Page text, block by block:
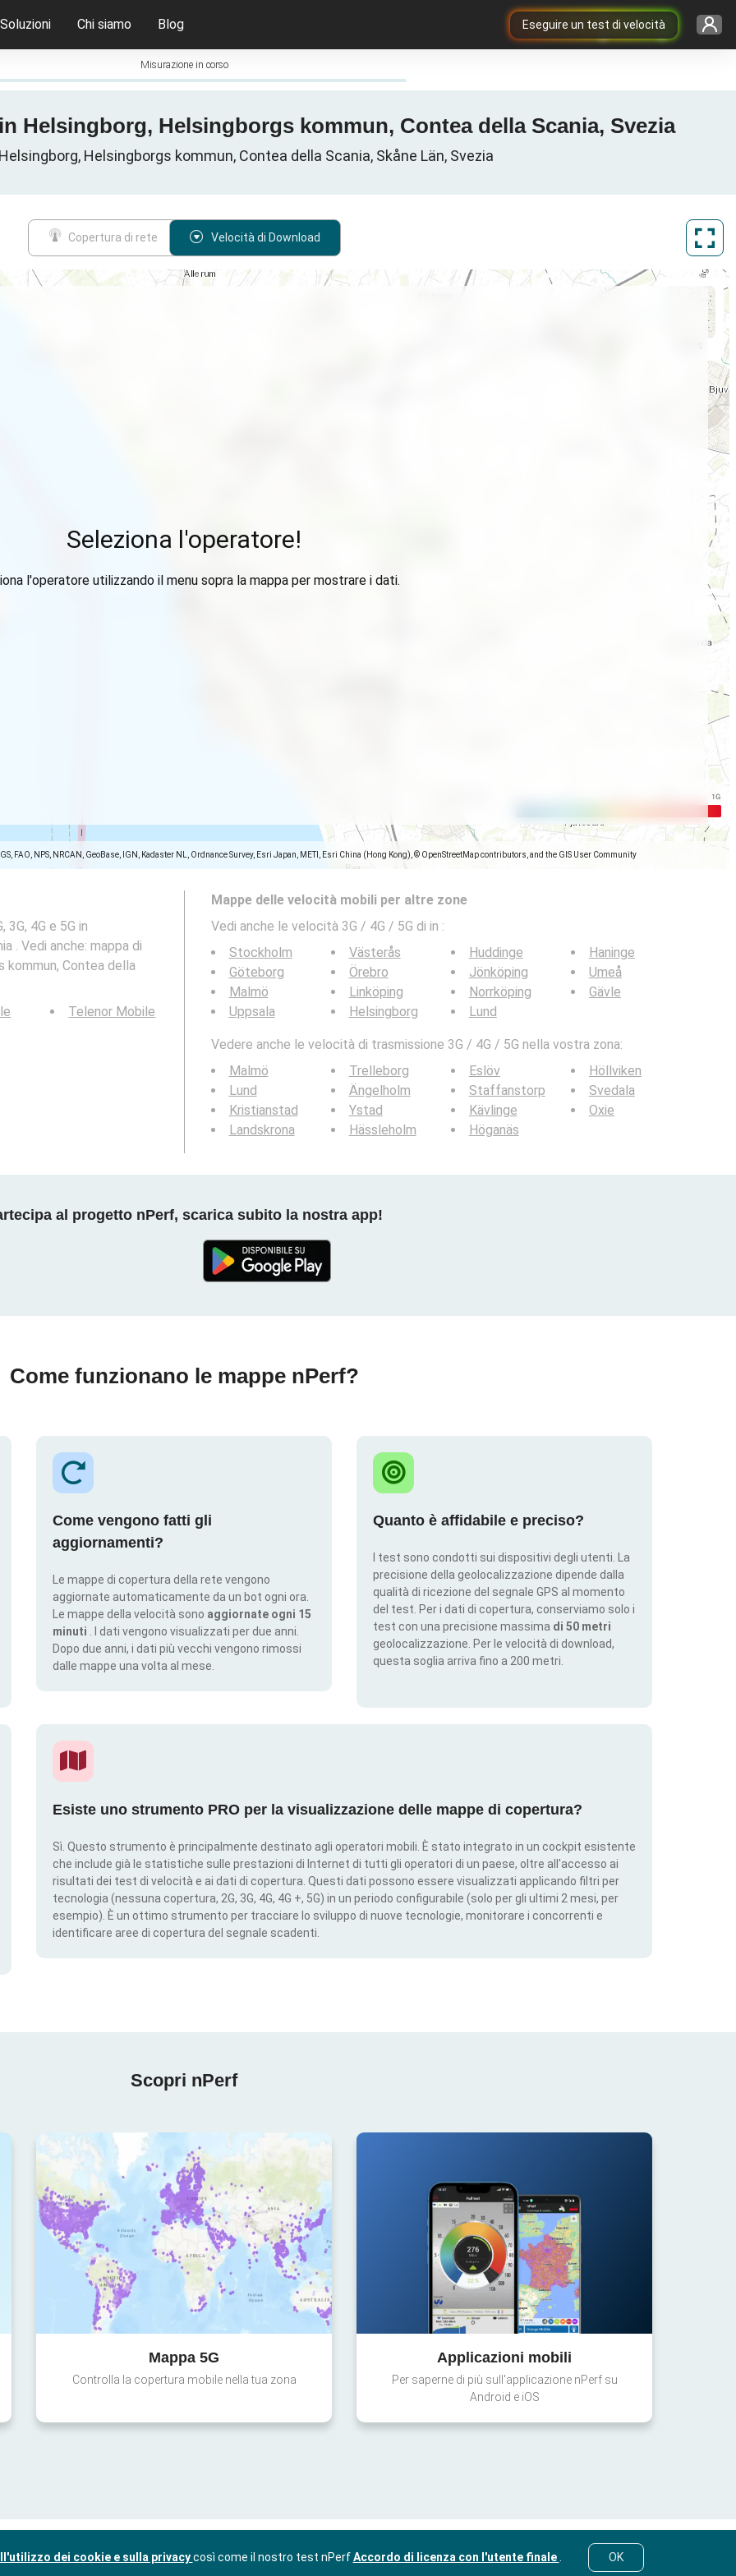
Eseguire un test di velocità
Soluzioni Chi siamo Blog
Misurazione in corso
Helsingborg, Helsingborgs kommun, Contea della Scania, Svezia
Helsingborgs kommun, Contea della Scania, Skåne Län, Svezia
Copertura di rete Velocità di Download
FAO, NPS, NRCAN, GeoBase, IGN, Kadaster NL, Ordnance Survey, Esri Japan, METI, Esri China (Hong Kong), © OpenStreetMap contributors, and the GIS User Community
Seleziona l'operatore!
l'operatore utilizzando il menu sopra la mappa per mostrare i dati.
4G e 5G in
. Vedi anche: mappa di
kommun, Contea della
Telenor Mobile
Mappe delle velocità mobili per altre zone
Vedi anche le velocità 3G / 4G / 5G di in :
Stockholm
Göteborg
Malmö
Uppsala
Västerås
Örebro
Linköping
Helsingborg
Huddinge
Jönköping
Norrköping
Lund
Haninge
Umeå
Gävle
Vedere anche le velocità di trasmissione 3G / 4G / 5G nella vostra zona:
Malmö
Lund
Kristianstad
Landskrona
Trelleborg
Ängelholm
Ystad
Hässleholm
Eslöv
Staffanstorp
Kävlinge
Höganäs
Höllviken
Svedala
Oxie
al progetto nPerf, scarica subito la nostra app!
Come funzionano le mappe nPerf?
Come vengono fatti gli
aggiornamenti?
Le mappe di copertura della rete vengono
aggiornate automaticamente da un bot ogni ora.
Le mappe della velocità sono aggiornate ogni 15
minuti
. I dati vengono visualizzati per due anni.
Dopo due anni, i dati più vecchi vengono rimossi
dalle mappe una volta al mese.
Quanto è affidabile e preciso?
I test sono condotti sui dispositivi degli utenti. La
precisione della geolocalizzazione dipende dalla
qualità di ricezione del segnale GPS al momento
del test. Per i dati di copertura, conserviamo solo i
test con una precisione massima di 50 metri
geolocalizzazione. Per le velocità di download,
questa soglia arriva fino a 200 metri.
Esiste uno strumento PRO per la visualizzazione delle mappe di copertura?
Sì. Questo strumento è principalmente destinato agli operatori mobili. È stato integrato in un cockpit esistente
che include già le statistiche sulle prestazioni di Internet di tutti gli operatori di un paese, oltre all'accesso ai
risultati dei test di velocità e ai dati di copertura. Questi dati possono essere visualizzati applicando filtri per
tecnologia (nessuna copertura, 2G, 3G, 4G, 4G +, 5G) in un periodo configurabile (solo per gli ultimi 2 mesi, per
esempio). È un ottimo strumento per tracciare lo sviluppo di nuove tecnologie, monitorare i concorrenti e
identificare aree di copertura del segnale scadenti.
Scopri nPerf
Mappa 5G
Controlla la copertura mobile nella tua zona
Applicazioni mobili
Per saperne di più sull'applicazione nPerf su
Android e iOS
dei cookie e sulla privacycosì come il nostro test nPerfAccordo di licenza con l'utente finale OK